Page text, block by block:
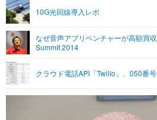
グラビア
ショッピング
ライフTOP
その他
リリース一覧
プッシュ通知の停止方法
10G光回線導入レポ
なぜ音声アプリベンチャーが高額
Summit 2014
クラウド電話API「Twilio」、050番